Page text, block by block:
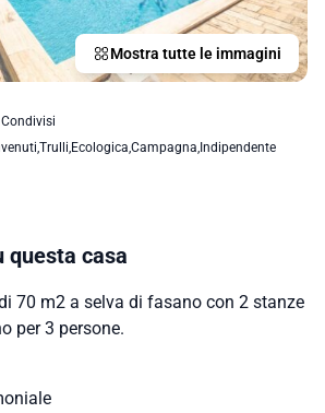
Mostra tutte le immagini
Trulli Ecologica Campagna Indipendente
questa casa
70 m2 a selva di fasano con 2 stanze
per 3 persone.